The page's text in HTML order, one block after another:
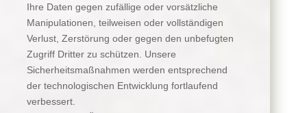
Ihre Daten gegen zufällige oder vorsätzliche
Manipulationen, teilweisen oder vollständigen
Verlust, Zerstörung oder gegen den unbefugten
Zugriff Dritter zu schützen. Unsere
Sicherheitsmaßnahmen werden entsprechend
der technologischen Entwicklung fortlaufend
verbessert.